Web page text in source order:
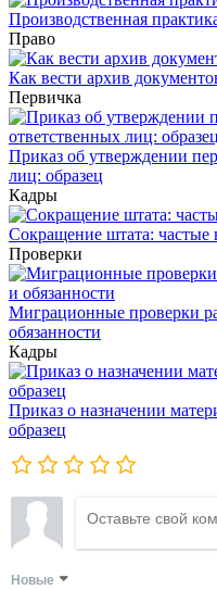
Производственная
Право
Как вести архив
Первичка
Приказ об утверждении
лиц: образец
Кадры
Сокращение штата: частые
Проверки
Миграционные проверки
обязанности
Кадры
Приказ о назначении
образец
Новые